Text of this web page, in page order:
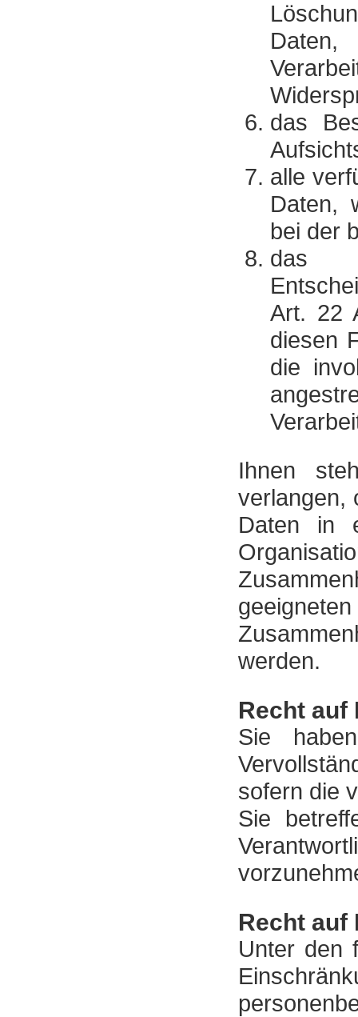
das
alle
Daten,
bei der
das
Art. 22
diesen
die
Ihnen
verlangen,
Daten in
werden.
Recht auf
Sie
sofern die
Sie
Recht auf
Unter den